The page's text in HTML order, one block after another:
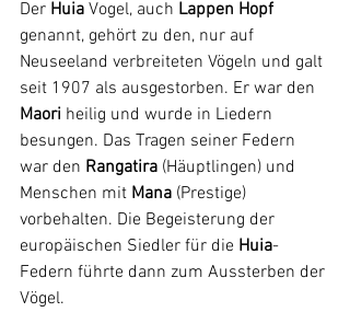
Der Huia Vogel, auch Lappen Hopf
genannt, gehört zu den, nur auf
Neuseeland verbreiteten Vögeln und galt
seit 1907 als ausgestorben. Er war den
Maori heilig und wurde in Liedern
besungen. Das Tragen seiner Federn
war den Rangatira (Häuptlingen) und
Menschen mit Mana (Prestige)
vorbehalten. Die Begeisterung der
europäischen Siedler für die Huia-
Federn führte dann zum Aussterben der
Vögel.